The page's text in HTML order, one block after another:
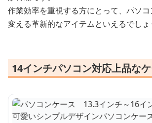
作業効率を重視する方にとって、パソ
変える革新的なアイテムといえるでしょ
14インチパソコン対応上品な